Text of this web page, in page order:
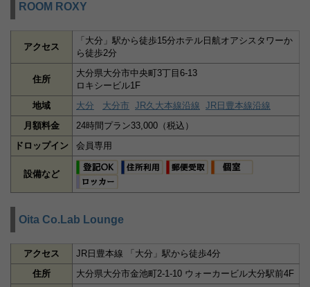
ROOM ROXY
アクセス
「大分」駅から徒歩15分ホテル日航オアシスタワーか
ら徒歩2分
住所
大分県大分市中央町3丁目6‐13
ロキシービル1F
地域
大分 大分市 JR久大本線沿線 JR日豊本線沿線
月額料金
24時間プラン33,000（税込）
ドロップイン
会員専用
設備など
Oita Co.Lab Lounge
アクセス
JR日豊本線 「大分」駅から徒歩4分
住所
大分県大分市金池町2-1-10 ウォーカービル大分駅前4F